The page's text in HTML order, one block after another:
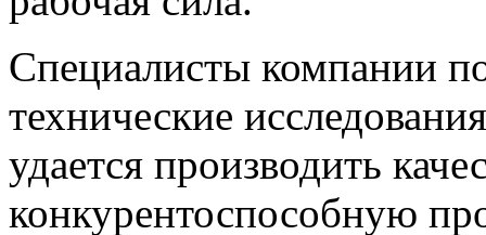
Специалисты компании
технические
удается производить
конкурентоспособную